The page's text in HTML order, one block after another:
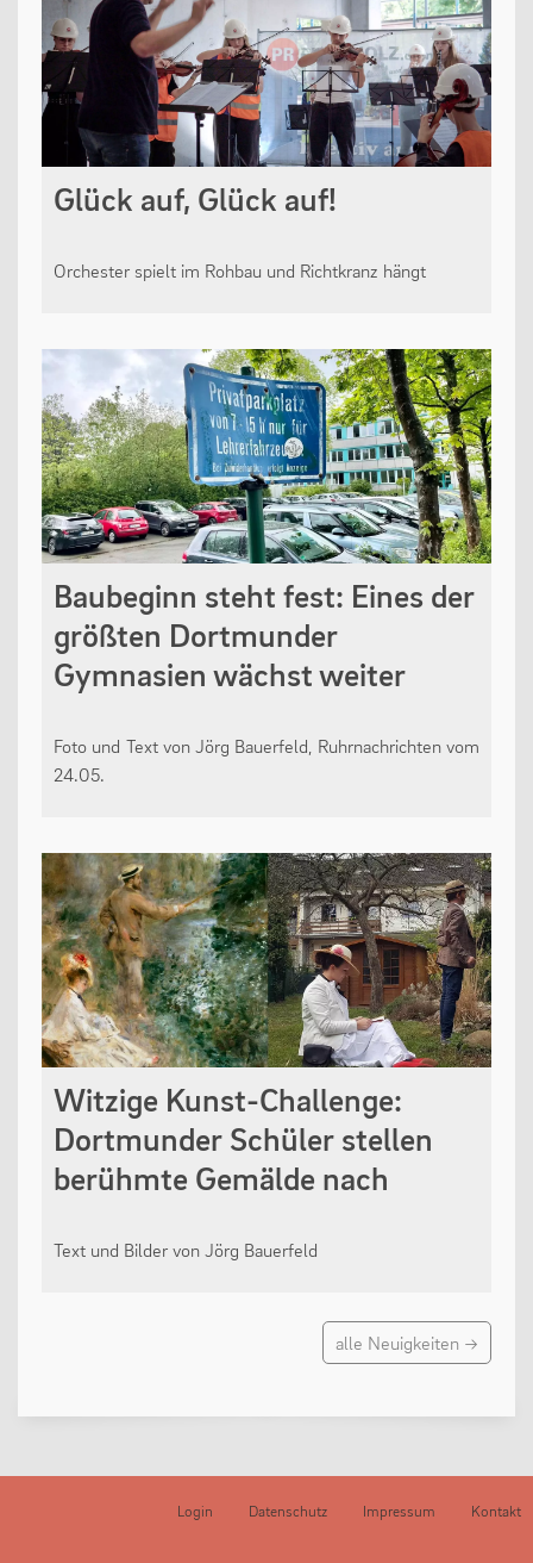
Glück auf, Glück auf!
Orchester spielt im Rohbau und Richtkranz hängt
Baubeginn steht fest: Eines der
größten Dortmunder
Gymnasien wächst weiter
Foto und Text von Jörg Bauerfeld, Ruhrnachrichten vom
24.05.
Witzige Kunst-Challenge:
Dortmunder Schüler stellen
berühmte Gemälde nach
Text und Bilder von Jörg Bauerfeld
alle Neuigkeiten →
Kontakt
Impressum
Datenschutz
Login